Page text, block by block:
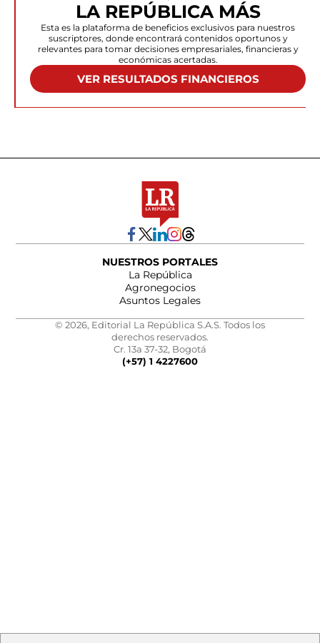
LA REPÚBLICA MÁS
Esta es la plataforma de beneficios exclusivos para nuestros
suscriptores, donde encontrará contenidos oportunos y
relevantes para tomar decisiones empresariales, financieras y
económicas acertadas.
VER RESULTADOS FINANCIEROS
NUESTROS PORTALES
La República
Agronegocios
Asuntos Legales
© 2026, Editorial La República S.A.S. Todos los
derechos reservados.
Cr. 13a 37-32, Bogotá
(+57) 1 4227600